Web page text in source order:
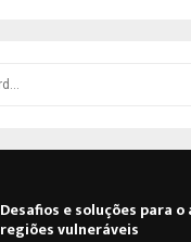
Desafios e soluções para o
regiões vulneráveis